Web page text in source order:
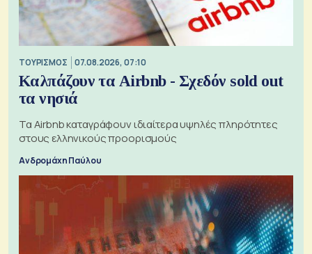
ΤΟΥΡΙΣΜΟΣ 07.08.2026, 07:10
Καλπάζουν τα Airbnb - Σχεδόν sold out
τα νησιά
Τα Airbnb καταγράφουν ιδιαίτερα υψηλές πληρότητες
στους ελληνικούς προορισμούς
Ανδρομάχη Παύλου